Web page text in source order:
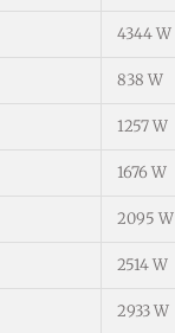
4344 W
838 W
1257 W
1676 W
2095 W
2514 W
2933 W